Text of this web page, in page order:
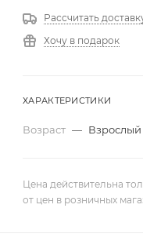
Рассчитать
Хочу в подарок
ХАРАКТЕРИСТИКИ
Возраст — Взрослый
Цена действительна
от цен в розничных